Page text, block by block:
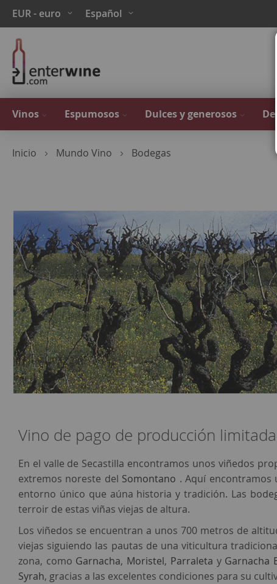
Ir
al
contenido
Moneda
EUR - euro Lenguaje
Español
Vinos Espumosos Dulces y generosos
Inicio Mundo Vino Bodegas
Vino de pago de producción
En el valle de Secastilla encontramos unos viñedos
extremos noreste del Somontano . Aquí encontramos
entorno único que aúna historia y tradición. Las
terroir de estas viñas viejas de altura.
Los viñedos se encuentran a unos 700 metros de
viejas siguiendo las pautas de una viticultura
zona, como Garnacha, Moristel, Parraleta y Garnacha
Syrah, gracias a las excelentes condiciones para su